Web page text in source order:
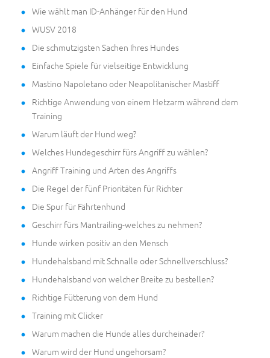
Wie wählt man ID-Anhänger für den Hund
WUSV 2018
Die schmutzigsten Sachen Ihres Hundes
Einfache Spiele für vielseitige Entwicklung
Mastino Napoletano oder Neapolitanischer Mastiff
Richtige Anwendung von einem Hetzarm während dem
Training
Warum läuft der Hund weg?
Welches Hundegeschirr fürs Angriff zu wählen?
Angriff Training und Arten des Angriffs
Die Regel der fünf Prioritäten für Richter
Die Spur für Fährtenhund
Geschirr fürs Mantrailing-welches zu nehmen?
Hunde wirken positiv an den Mensch
Hundehalsband mit Schnalle oder Schnellverschluss?
Hundehalsband von welcher Breite zu bestellen?
Richtige Fütterung von dem Hund
Training mit Clicker
Warum machen die Hunde alles durcheinader?
Warum wird der Hund ungehorsam?